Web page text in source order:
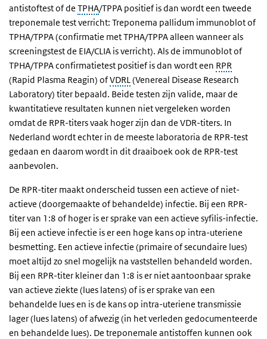
antistoftest of de TPHA/TPPA positief is dan wordt een tweede
treponemale test verricht: Treponema pallidum immunoblot of
TPHA/TPPA (confirmatie met TPHA/TPPA alleen wanneer als
screeningstest de EIA/CLIA is verricht). Als de immunoblot of
TPHA/TPPA confirmatietest positief is dan wordt een RPR
(Rapid Plasma Reagin) ofVDRL(Venereal Disease Research
Laboratory) titer bepaald. Beide testen zijn valide, maar de
kwantitatieve resultaten kunnen niet vergeleken worden
omdat de RPR-titers vaak hoger zijn dan de VDR-titers. In
Nederland wordt echter in de meeste laboratoria de RPR-test
gedaan en daarom wordt in dit draaiboek ook de RPR-test
aanbevolen.
De RPR-titer maakt onderscheid tussen een actieve of niet-
actieve (doorgemaakte of behandelde) infectie. Bij een RPR-
titer van 1:8 of hoger is er sprake van een actieve syfilis-infectie.
Bij een actieve infectie is er een hoge kans op intra-uteriene
besmetting. Een actieve infectie (primaire of secundaire lues)
moet altijd zo snel mogelijk na vaststellen behandeld worden.
Bij een RPR-titer kleiner dan 1:8 is er niet aantoonbaar sprake
van actieve ziekte (lues latens) of is er sprake van een
behandelde lues en is de kans op intra-uteriene transmissie
lager (lues latens) of afwezig (in het verleden gedocumenteerde
en behandelde lues). De treponemale antistoffen kunnen ook